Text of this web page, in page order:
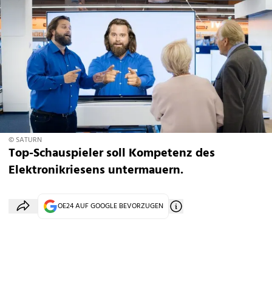
© SATURN
Top-Schauspieler soll Kompetenz des
Elektronikriesens untermauern.
OE24 AUF GOOGLE BEVORZUGEN